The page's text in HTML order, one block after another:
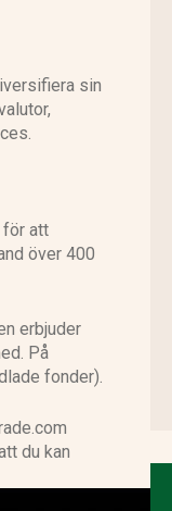
sin
för att
över 400
erbjuder
På
fonder).
du kan